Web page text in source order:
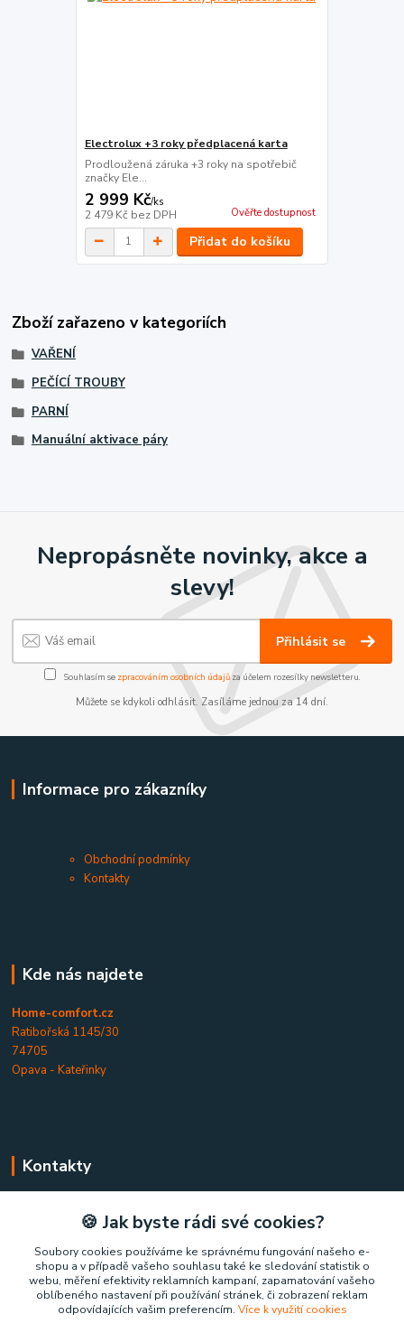
Electrolux +3 roky předplacená karta
Prodloužená záruka +3 roky na spotřebič
značky Ele...
2 999 Kč/ks
2 479 Kč bez DPH Ověřte dostupnost
Přidat do košíku
Zboží zařazeno v kategoriích
VAŘENÍ
PEČÍCÍ TROUBY
PARNÍ
Manuální aktivace páry
Nepropásněte novinky, akce a
slevy!
Přihlásit se
Souhlasím se zpracováním osobních údajůza účelem rozesílky newsletteru.
Můžete se kdykoli odhlásit. Zasíláme jednou za 14 dní.
Informace pro zákazníky
Obchodní podmínky
Kontakty
Kde nás najdete
Home-comfort.cz
Ratibořská 1145/30
74705
Opava - Kateřinky
Kontakty
+420 777 852 326
(Po-Pá, 9-17 hod.)
home-comfort@home-comfort.cz
🍪 Jak byste rádi své cookies?
Soubory cookies používáme ke správnému fungování našeho e-
shopu a v případě vašeho souhlasu také ke sledování statistik o
webu, měření efektivity reklamních kampaní, zapamatování vašeho
oblíbeného nastavení při používání stránek, či zobrazení reklam
odpovídajících vašim preferencím. Více k využití cookies